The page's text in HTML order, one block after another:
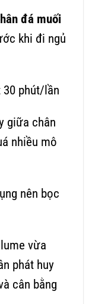
đá muối
khi đi ngủ
30 phút/lần
giữa chân
nhiều mô
nên bọc
vừa
phát huy
cân bằng